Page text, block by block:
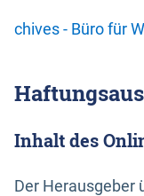
chives - Büro für
Inhalt des
Der Herausgeber